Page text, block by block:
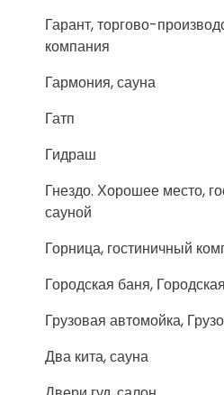
Гарант, торгово-
компания
Гармония, сауна
Гатп
Гидраш
Гнездо. Хорошее место,
сауной
Горница, гостиничный
Городская баня,
Грузовая автомойка,
Два кита, сауна